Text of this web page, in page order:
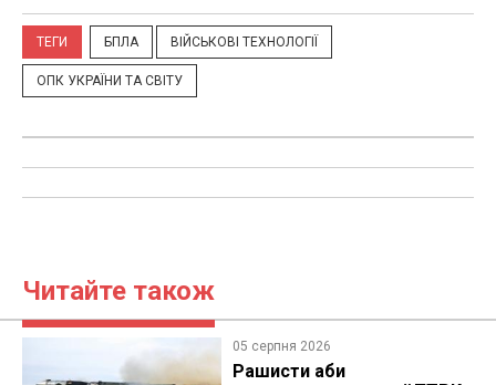
ТЕГИ БПЛА ВІЙСЬКОВІ ТЕХНОЛОГІЇ
ОПК УКРАЇНИ ТА СВІТУ
Читайте також
05 серпня 2026
Рашисти аби